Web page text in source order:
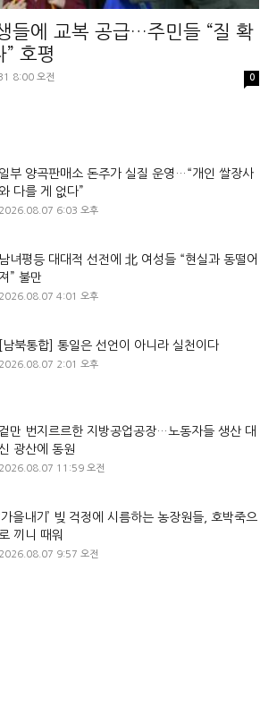
들에 교복 공급…주민들 “질 확
호평
8:00 오전 0
일부 양곡판매소 돈주가 실질 운영…“개인 쌀장사
다를 게 없다”
2026.08.07 6:03 오후
남녀평등 대대적 선전에 北 여성들 “현실과 동떨어
” 불만
2026.08.07 4:01 오후
[남북통합] 통일은 선언이 아니라 실천이다
2026.08.07 2:01 오후
겉만 번지르르한 지방공업공장…노동자들 생산 대
광산에 동원
2026.08.07 11:59 오전
가을내기’ 빚 걱정에 시름하는 농장원들, 호박죽으
끼니 때워
2026.08.07 9:57 오전